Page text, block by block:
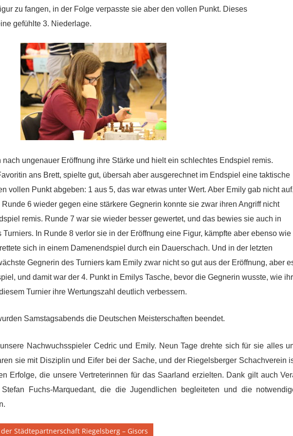
zu fangen, in der Folge verpasste sie aber den vollen Punkt. Dieses
gefühlte 3. Niederlage.
nach ungenauer Eröffnung ihre Stärke und hielt ein schlechtes Endspiel remis.
ans Brett, spielte gut, übersah aber ausgerechnet im Endspiel eine taktische
vollen Punkt abgeben: 1 aus 5, das war etwas unter Wert. Aber Emily gab nicht
6 wieder gegen eine stärkere Gegnerin konnte sie zwar ihren Angriff nicht
remis. Runde 7 war sie wieder besser gewertet, und das bewies sie auch in
In Runde 8 verlor sie in der Eröffnung eine Figur, kämpfte aber ebenso wie
sich in einem Damenendspiel durch ein Dauerschach. Und in der letzten
Gegnerin des Turniers kam Emily zwar nicht so gut aus der Eröffnung, aber
und damit war der 4. Punkt in Emilys Tasche, bevor die Gegnerin wusste, wie ihr
Turnier ihre Wertungszahl deutlich verbessern.
Samstagsabends die Deutschen Meisterschaften beendet.
Nachwuchsspieler Cedric und Emily. Neun Tage drehte sich für sie al­les
sie mit Disziplin und Eifer bei der Sache, und der Riegelsberger Schachverein
Erfolge, die unsere Vertreterinnen für das Saarland erzielten. Dank gilt auch
Fuchs-Marquedant, die die Jugendlichen begleiteten und die
Städtepartnerschaft Riegelsberg – Gisors